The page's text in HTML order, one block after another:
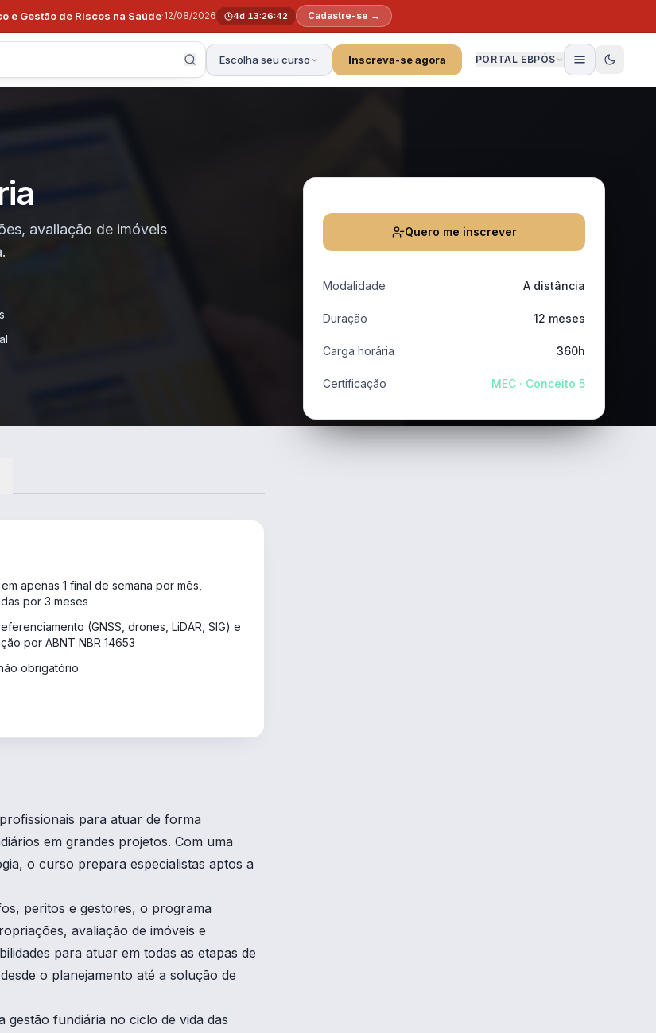
e Gestão de Riscos na Saúde·12/08/2026 4d 13:26:40 Cadastre-se →
Escolha seu curso Inscreva-se agora PORTAL EBPÓS
avaliação de imóveis
apenas 1 final de semana por mês,
por 3 meses
(GNSS, drones, LiDAR, SIG) e
por ABNT NBR 14653
obrigatório
para atuar de forma
em grandes projetos. Com uma
o curso prepara especialistas aptos a
peritos e gestores, o programa
avaliação de imóveis e
para atuar em todas as etapas de
o planejamento até a solução de
fundiária no ciclo de vida das
Quero me inscrever
Modalidade A distância
Duração 12 meses
Carga horária 360h
Certificação MEC · Conceito 5